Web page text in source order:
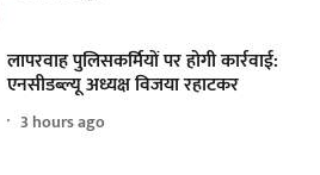
लापरवाह पुलिसकर्मियों पर होगी कार्रवाई:
एनसीडब्ल्यू अध्यक्ष विजया रहाटकर
3 hours ago